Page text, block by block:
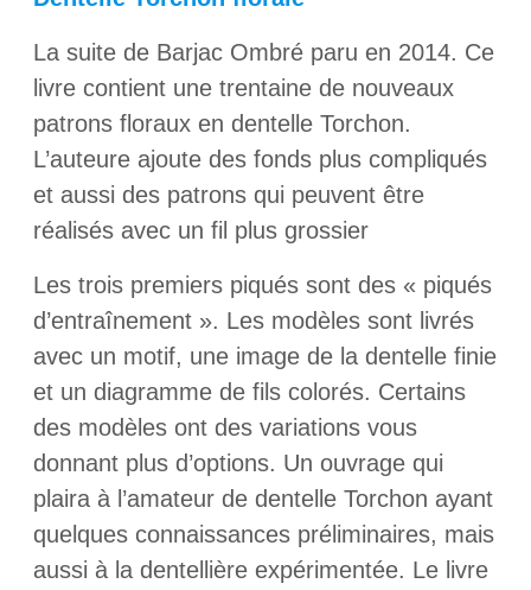
La suite de Barjac Ombré paru en 2014. Ce
livre contient une trentaine de nouveaux
patrons floraux en dentelle Torchon.
L’auteure ajoute des fonds plus compliqués
et aussi des patrons qui peuvent être
réalisés avec un fil plus grossier
Les trois premiers piqués sont des « piqués
d’entraînement ». Les modèles sont livrés
avec un motif, une image de la dentelle finie
et un diagramme de fils colorés. Certains
des modèles ont des variations vous
donnant plus d’options. Un ouvrage qui
plaira à l’amateur de dentelle Torchon ayant
quelques connaissances préliminaires, mais
aussi à la dentellière expérimentée. Le livre